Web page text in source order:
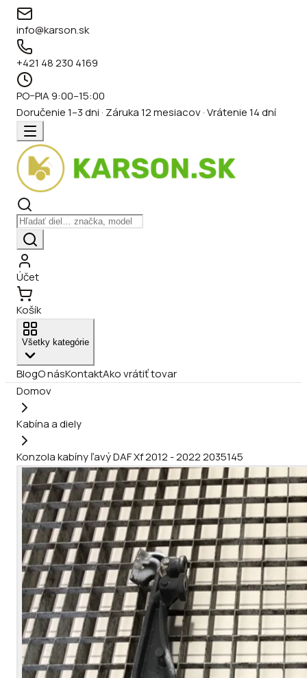
info@karson.sk
+421 48 230 4169
PO–PIA 9:00–15:00
Doručenie 1–3 dni · Záruka 12 mesiacov · Vrátenie 14 dní
Účet
Košík
Všetky kategórie
BlogO násKontaktAko vrátiť tovar
Domov
Kabína a diely
Konzola kabíny ľavý DAF Xf 2012 - 2022 2035145